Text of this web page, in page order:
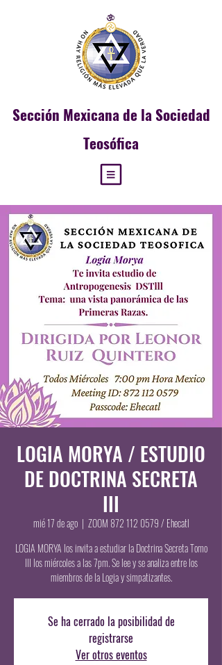
Sección Mexicana de la Sociedad
Teosófica
LOGIA MORYA / ESTUDIO
DE DOCTRINA SECRETA
III
mié 17 de ago
  |
ZOOM 872 112 0579 / Ehecatl
LOGIA MORYA los invita a estudiar la Doctrina Secreta Tomo
III los miércoles a las 7pm. Se lee y se analiza entre los
miembros de la Logia y simpatizantes.
Se ha cerrado la posibilidad de
registrarse
Ver otros eventos